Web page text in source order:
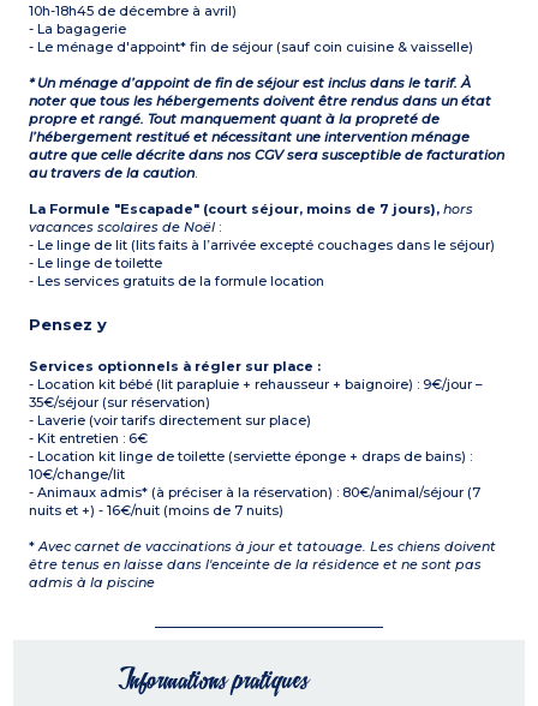
10h-18h45 de décembre à avril)
- La bagagerie
- Le ménage d'appoint* fin de séjour (sauf coin cuisine & vaisselle)
* Un ménage d’appoint de fin de séjour est inclus dans le tarif. À
noter que tous les hébergements doivent être rendus dans un état
propre et rangé. Tout manquement quant à la propreté de
l’hébergement restitué et nécessitant une intervention ménage
autre que celle décrite dans nos CGV sera susceptible de facturation
au travers de la caution.
La Formule "Escapade" (court séjour, moins de 7 jours),hors
vacances scolaires de Noël :
- Le linge de lit (lits faits à l’arrivée excepté couchages dans le séjour)
- Le linge de toilette
- Les services gratuits de la formule location
Pensez y
Services optionnels à régler sur place :
- Location kit bébé (lit parapluie + rehausseur + baignoire) : 9€/jour –
35€/séjour (sur réservation)
- Laverie (voir tarifs directement sur place)
- Kit entretien : 6€
- Location kit linge de toilette (serviette éponge + draps de bains) :
10€/change/lit
- Animaux admis* (à préciser à la réservation) : 80€/animal/séjour (7
nuits et +) - 16€/nuit (moins de 7 nuits)
*Avec carnet de vaccinations à jour et tatouage. Les chiens doivent
être tenus en laisse dans l'enceinte de la résidence et ne sont pas
admis à la piscine
Informations pratiques